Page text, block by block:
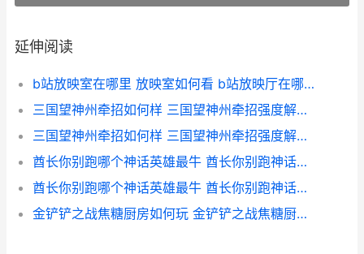
延伸阅读
b站放映室在哪里 放映室如何看 b站放映厅在哪里能找到
三国望神州牵招如何样 三国望神州牵招强度解析 三国望神州牵招副将
三国望神州牵招如何样 三国望神州牵招强度解析 三国望神州牵招评测
酋长你别跑哪个神话英雄最牛 酋长你别跑神话英雄主推 酋长你别跑哪个图出霸王龙
酋长你别跑哪个神话英雄最牛 酋长你别跑神话英雄主推 酋长你别跑哪个武器好
金铲铲之战焦糖厨房如何玩 金铲铲之战焦糖厨房何时上线 金铲铲之战 彩蛋